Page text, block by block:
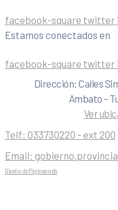
facebook-square twitter
Estamos conectados en
facebook-square twitter
Dirección: Calles
Ambato –
Ver
Telf: 033730220 - ext 200
Email:
Diseño de Páginas web